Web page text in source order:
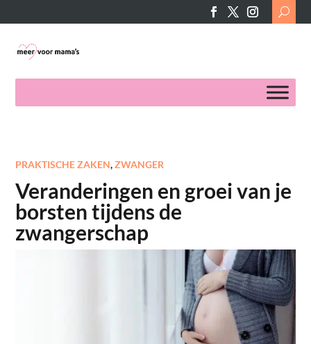
Search
for:
PRAKTISCHE ZAKEN,ZWANGER
Veranderingen en groei van je
borsten tijdens de
zwangerschap